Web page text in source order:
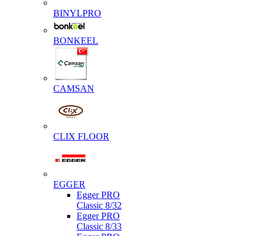
BINYLPRO
BONKEEL
CAMSAN
CLIX FLOOR
EGGER
Egger PRO
Classic 8/32
Egger PRO
Classic 8/33